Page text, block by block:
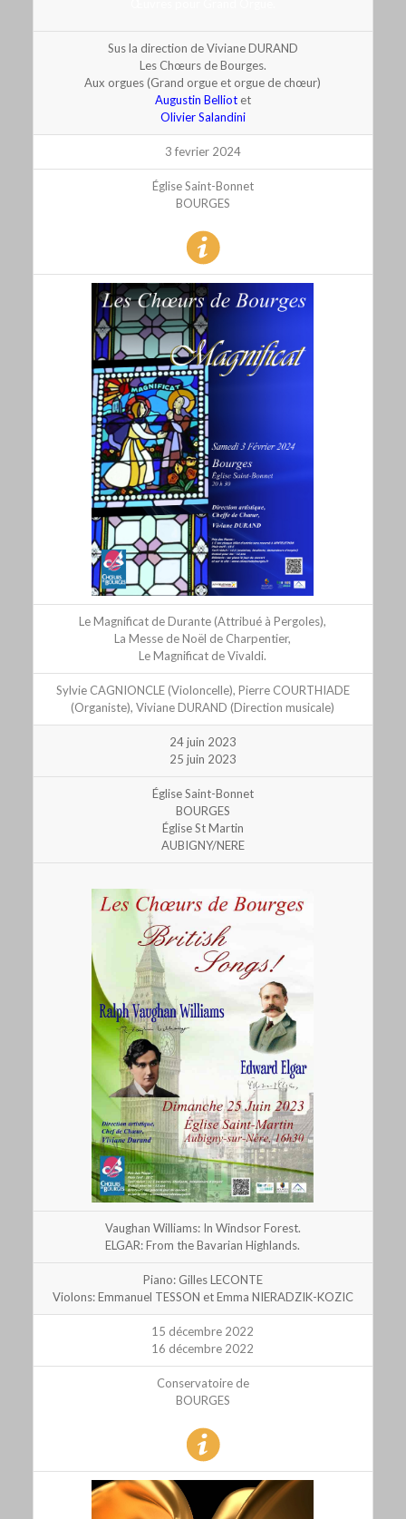
Sus la direction de Viviane DURAND
Les Chœurs de Bourges.
Aux orgues (Grand orgue et orgue de chœur)
Augustin Belliotet
Olivier Salandini
3 fevrier 2024
Église Saint-Bonnet
BOURGES
Le Magnificat de Durante (Attribué à Pergoles),
La Messe de Noël de Charpentier,
Le Magnificat de Vivaldi.
Sylvie CAGNIONCLE (Violoncelle), Pierre COURTHIADE
(Organiste), Viviane DURAND (Direction musicale)
24 juin 2023
25 juin 2023
Église Saint-Bonnet
BOURGES
Église St Martin
AUBIGNY/NERE
Vaughan Williams: In Windsor Forest.
ELGAR: From the Bavarian Highlands.
Piano: Gilles LECONTE
Violons: Emmanuel TESSON et Emma NIERADZIK-KOZIC
15 décembre 2022
16 décembre 2022
Conservatoire de
BOURGES